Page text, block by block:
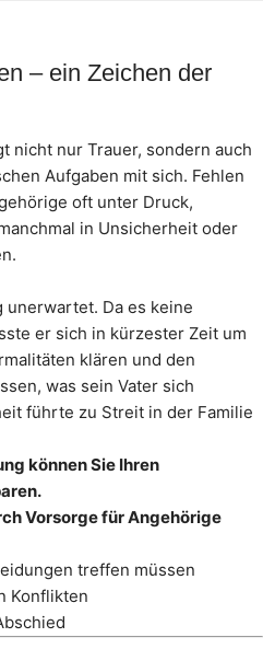
– ein Zeichen der
nicht nur Trauer, sondern auch
Aufgaben mit sich. Fehlen
oft unter Druck,
in Unsicherheit oder
unerwartet. Da es keine
er sich in kürzester Zeit um
klären und den
was sein Vater sich
führte zu Streit in der Familie
können Sie Ihren
Vorsorge für Angehörige
treffen müssen
Konflikten